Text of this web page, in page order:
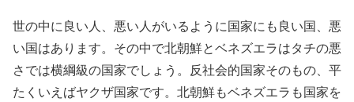
世の中に良い人、悪い人がいるように国家にも良い国、悪
い国はあります。その中で北朝鮮とベネズエラはタチの悪
さでは横綱級の国家でしょう。反社会的国家そのもの、平
たくいえばヤクザ国家です。北朝鮮もベネズエラも国家を